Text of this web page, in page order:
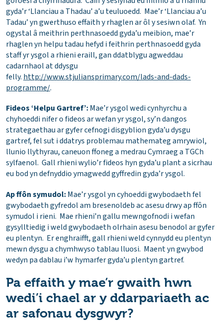
gyda’r ‘Llanciau a Thadau’ a’u teuluoedd. Mae’r ‘Llanciau a’u
Tadau’ yn gwerthuso effaith y rhaglen ar ôl y sesiwn olaf. Yn
ogystal â meithrin perthnasoedd gyda’u meibion, mae’r
rhaglen yn helpu tadau hefyd i feithrin perthnasoedd gyda
staff yr ysgol a rhieni eraill, gan ddatblygu agweddau
cadarnhaol at ddysgu
felly. http://www.stjuliansprimary.com/lads-and-dads-
programme/.
Fideos ‘Helpu Gartref’:Mae’r ysgol wedi cynhyrchu a
chyhoeddi nifer o fideos ar wefan yr ysgol, sy’n dangos
strategaethau ar gyfer cefnogi disgyblion gyda’u dysgu
gartref, fel sut i ddatrys problemau mathemateg amrywiol,
llunio llythyrau, caneuon ffoneg a medrau Cymraeg a TGCh
sylfaenol. Gall rhieni wylio’r fideos hyn gyda’u plant a sicrhau
eu bod yn defnyddio ymagwedd gyffredin gyda’r ysgol.
Ap ffôn symudol:Mae’r ysgol yn cyhoeddi gwybodaeth fel
gwybodaeth gyfredol am bresenoldeb ac asesu drwy ap ffôn
symudol i rieni. Mae rhieni’n gallu mewngofnodi i wefan
gysylltiedig i weld gwybodaeth olrhain asesu benodol ar gyfer
eu plentyn. Er enghraifft, gall rhieni weld cynnydd eu plentyn
mewn dysgu a chymhwyso tablau lluosi. Maent yn gwybod
wedyn pa dablau i’w hymarfer gyda’u plentyn gartref.
Pa effaith y mae’r gwaith hwn
wedi’i chael ar y ddarpariaeth ac
ar safonau dysgwyr?